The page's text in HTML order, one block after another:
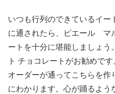
いつも行列のできているイ
に通されたら、ピエール マ
ートを十分に堪能しましょう
ト チョコレートがお勧めです
オーダーが通ってこちらを作
にわかります。心が踊るよう